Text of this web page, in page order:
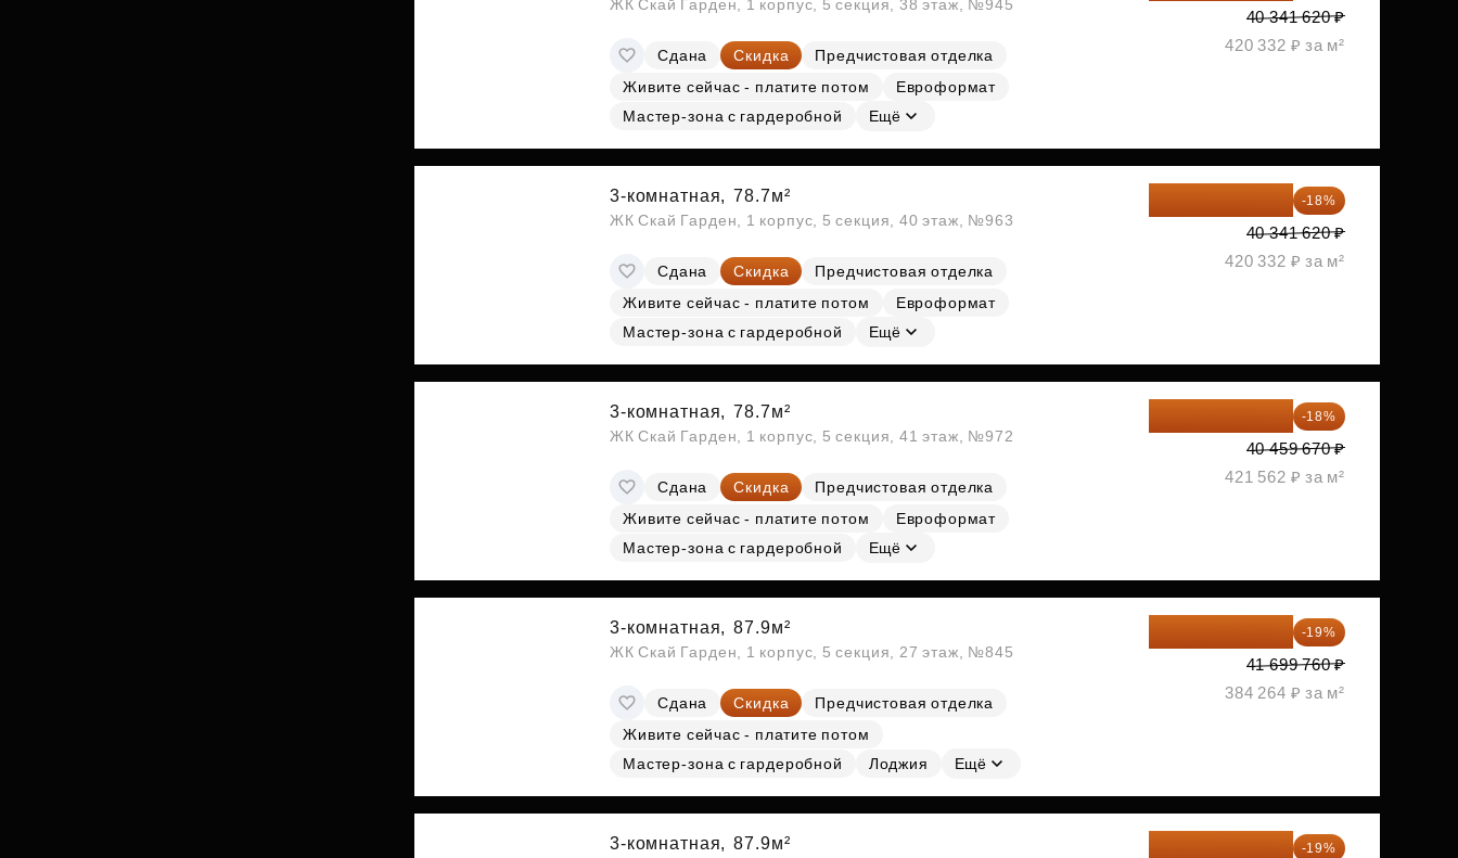
ЖК Скай Гарден, 1 корпус, 5 секция, 38 этаж, №945
Сдана Скидка
Предчистовая отделка
Живите сейчас - платите потом
Евроформат
Мастер-зона с гардеробной
Ещё
40 341 620 ₽
420 332 ₽ за м²
3-комнатная, 78.7м²
ЖК Скай Гарден, 1 корпус, 5 секция, 40 этаж, №963
Сдана Скидка
Предчистовая отделка
Живите сейчас - платите потом
Евроформат
Мастер-зона с гардеробной
Ещё
-18%
40 341 620 ₽
420 332 ₽ за м²
3-комнатная, 78.7м²
ЖК Скай Гарден, 1 корпус, 5 секция, 41 этаж, №972
Сдана Скидка
Предчистовая отделка
Живите сейчас - платите потом
Евроформат
Мастер-зона с гардеробной
Ещё
-18%
40 459 670 ₽
421 562 ₽ за м²
3-комнатная, 87.9м²
ЖК Скай Гарден, 1 корпус, 5 секция, 27 этаж, №845
Сдана Скидка
Предчистовая отделка
Живите сейчас - платите потом
Мастер-зона с гардеробной
Лоджия Ещё
-19%
41 699 760 ₽
384 264 ₽ за м²
3-комнатная, 87.9м² -19%